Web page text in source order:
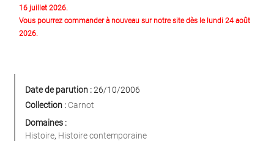
16 juillet 2026.
Vous pourrez commander à nouveau sur notre site dès le lundi 24 août
2026.
Date de parution :26/10/2006
Collection : Carnot
Domaines :
Histoire, Histoire contemporaine